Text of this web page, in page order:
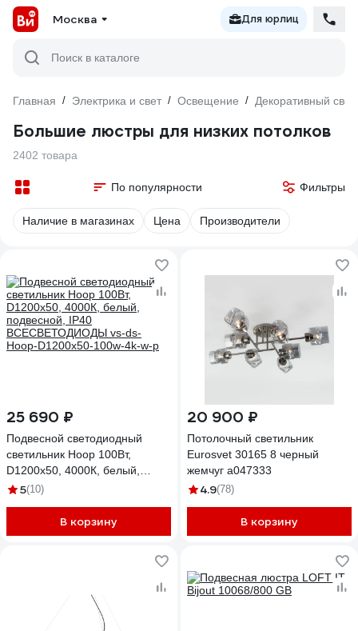
Москва Для юрлиц
Поиск в каталоге
Главная / Электрика и свет / Освещение / Декоративный свет
Большие люстры для низких потолков
2402 товара
По популярности Фильтры
Наличие в магазинах Цена Производители
25 690 ₽
Подвесной светодиодный
светильник Hoop 100Вт,
D1200x50, 4000К, белый,
подвесной, IP40
Hoop-D1200x50-100w-4k-w-p
5(10)
В корзину
20 900 ₽
Потолочный светильник
Eurosvet 30165 8 черный
жемчуг a047333
4.9(78)
В корзину